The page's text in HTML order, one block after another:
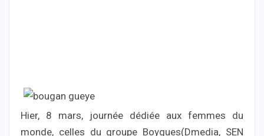
Hier, 8 mars, journée dédiée aux femmes du
monde, celles du groupe Boygues(Dmedia, SEN